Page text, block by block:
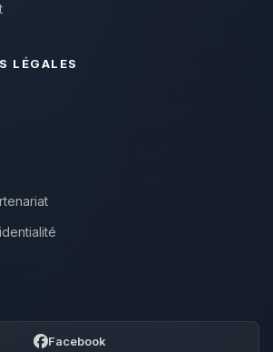
LÉGALES
Facebook